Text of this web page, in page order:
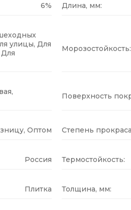
6% Длина, мм:
улицы, Для
Морозостойкость:
Поверхность
Оптом Степень
Россия Термостойкость:
Плитка Толщина, мм: